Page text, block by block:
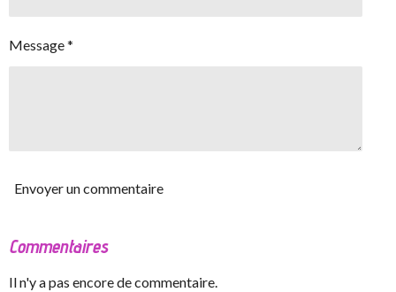
Message *
Envoyer un commentaire
Commentaires
Il n'y a pas encore de commentaire.